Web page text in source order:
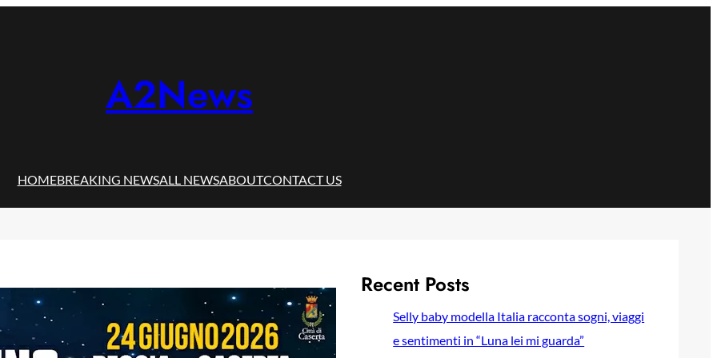
A2News
HOMEBREAKING NEWSALL NEWSABOUTCONTACT US
Recent Posts
Selly baby modella Italia racconta sogni, viaggi
e sentimenti in “Luna lei mi guarda”